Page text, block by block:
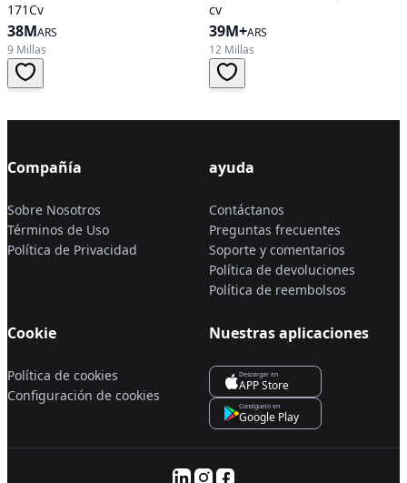
171Cv
38MARS
9 Millas
cv
39M+ARS
12 Millas
Compañía
Sobre Nosotros
Términos de Uso
Política de Privacidad
ayuda
Contáctanos
Preguntas frecuentes
Soporte y comentarios
Política de devoluciones
Política de reembolsos
Cookie
Política de cookies
Configuración de cookies
Nuestras aplicaciones
Descargar en
APP Store
Consíguelo en
Google Play